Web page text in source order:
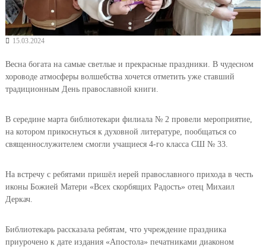
15.03.2024
Весна богата на самые светлые и прекрасные праздники. В чудесном
хороводе атмосферы волшебства хочется отметить уже ставший
традиционным День православной книги.
В середине марта библиотекари филиала № 2 провели мероприятие,
на котором прикоснуться к духовной литературе, пообщаться со
священнослужителем смогли учащиеся 4-го класса СШ № 33.
На встречу с ребятами пришёл иерей православного прихода в честь
иконы Божией Матери «Всех скорбящих Радость» отец Михаил
Деркач.
Библиотекарь рассказала ребятам, что учреждение праздника
приурочено к дате издания «Апостола» печатниками диаконом